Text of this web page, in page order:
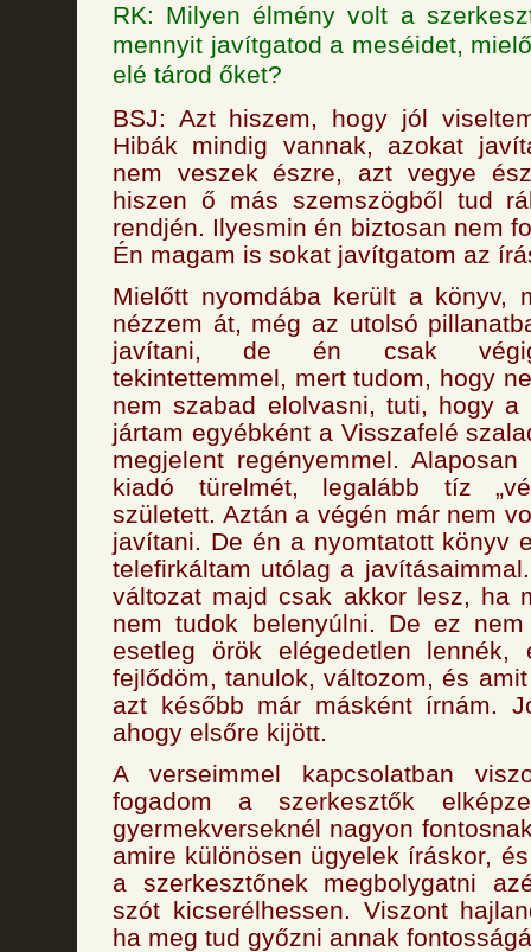
RK: Milyen élmény volt a
mennyit javítgatod a meséidet,
elé tárod őket?
BSJ: Azt hiszem, hogy jól
Hibák mindig vannak, azokat
nem veszek észre, azt vegye
hiszen ő más szemszögből tud
rendjén. Ilyesmin én biztosan nem
Én magam is sokat javítgatom az
Mielőtt nyomdába került a könyv,
nézzem át, még az utolsó
javítani, de én csak
tekintettemmel, mert tudom, hogy
nem szabad elolvasni, tuti, hogy a
jártam egyébként a Visszafelé
megjelent regényemmel.
kiadó türelmét, legalább tíz
született. Aztán a végén már nem
javítani. De én a nyomtatott könyv
telefirkáltam utólag a
változat majd csak akkor lesz, ha
nem tudok belenyúlni. De ez
esetleg örök elégedetlen lennék,
fejlődöm, tanulok, változom, és
azt később már másként írnám.
ahogy elsőre kijött.
A verseimmel kapcsolatban
fogadom a szerkesztők
gyermekverseknél nagyon
amire különösen ügyelek íráskor,
a szerkesztőnek megbolygatni
szót kicserélhessen. Viszont
ha meg tud győzni annak